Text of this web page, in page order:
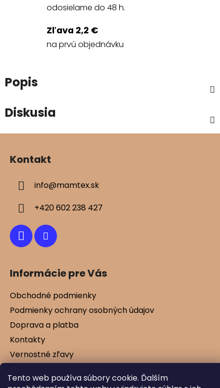
Tento web používa súbory cookie. Ďalším
odosielame do 48 h.
Zľava 2,2 €
na prvú objednávku
Popis
Diskusia
Z
Kontakt
info@mamtex.sk
+420 602 238 427
Informácie pre Vás
Obchodné podmienky
Podmienky ochrany osobných údajov
Doprava a platba
Kontakty
Vernostné zľavy